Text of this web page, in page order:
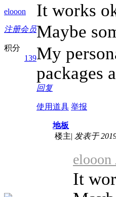
elooon
注册会员
积分
139
It works
Maybe
My
packages
回复
使用道具 举报
地板
楼主| 发表于
It